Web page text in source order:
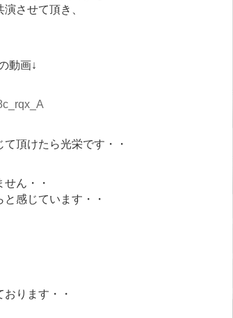
させて頂き、
動画↓
頂けたら光栄です・・
ん・・
感じています・・
ります・・